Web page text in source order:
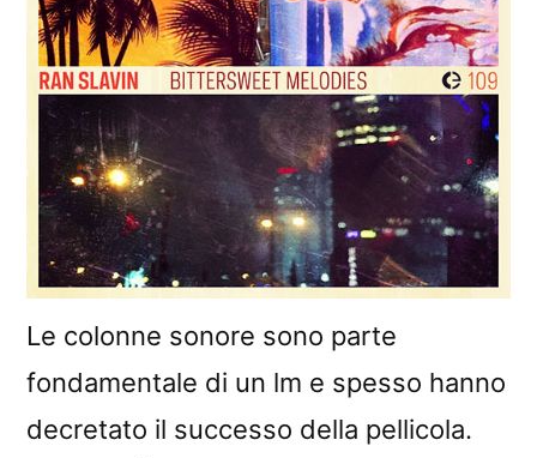
Le colonne sonore sono parte
fondamentale di un lm e spesso hanno
decretato il successo della pellicola.